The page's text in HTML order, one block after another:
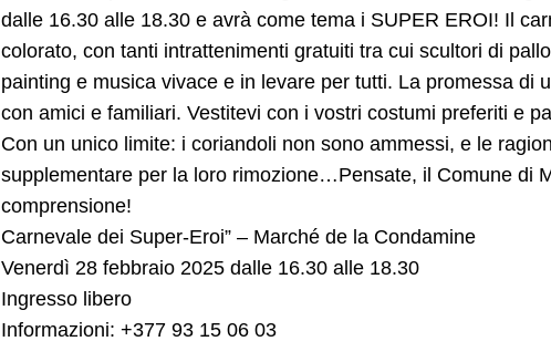
dalle 16.30 alle 18.30 e avrà come tema i SUPER EROI! Il
colorato, con tanti intrattenimenti gratuiti tra cui scultori di
painting e musica vivace e in levare per tutti. La promessa di
con amici e familiari. Vestitevi con i vostri costumi preferiti e
Con un unico limite: i coriandoli non sono ammessi, e le
supplementare per la loro rimozione…Pensate, il Comune di
comprensione!
Carnevale dei Super-Eroi” – Marché de la Condamine
Venerdì 28 febbraio 2025 dalle 16.30 alle 18.30
Ingresso libero
Informazioni: +377 93 15 06 03